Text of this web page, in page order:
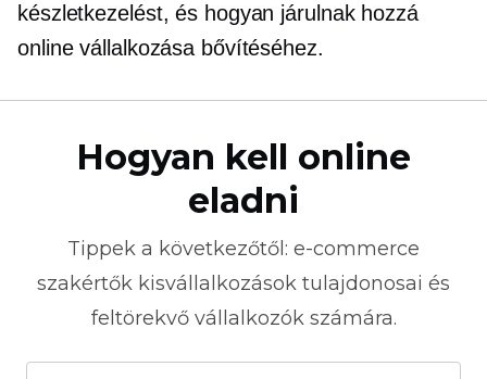
készletkezelést, és hogyan járulnak hozzá
online vállalkozása bővítéséhez.
Hogyan kell online
eladni
Tippek a következőtől: e-commerce
szakértők kisvállalkozások tulajdonosai és
feltörekvő vállalkozók számára.